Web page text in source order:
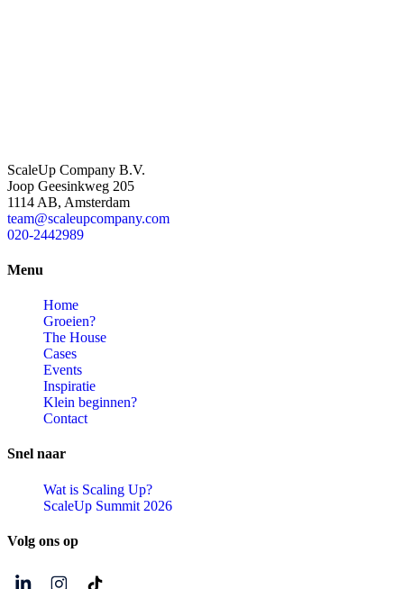
ScaleUp Company B.V.
Joop Geesinkweg 205
1114 AB, Amsterdam
team@scaleupcompany.com
020-2442989
Menu
Home
Groeien?
The House
Cases
Events
Inspiratie
Klein beginnen?
Contact
Snel naar
Wat is Scaling Up?
ScaleUp Summit 2026
Volg ons op